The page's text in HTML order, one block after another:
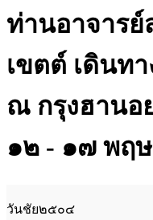
ท่านอาจาร
เขตต์ เดินท
ณ กรุงฮานอ
๑๒ - ๑๗ พฤ
วันชัย๒๕๐๔